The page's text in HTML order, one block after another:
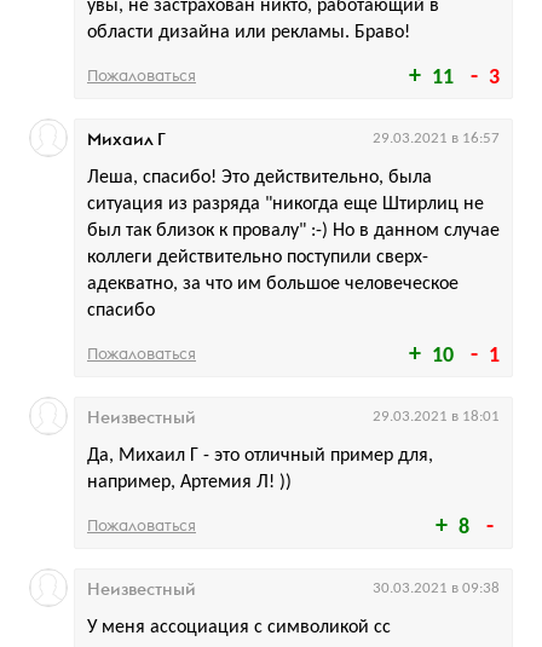
11 3
увы, не застрахован никто, работающий в
области дизайна или рекламы. Браво!
Пожаловаться
10 1
Леша, спасибо! Это действительно, была
ситуация из разряда "никогда еще Штирлиц не
был так близок к провалу" :-) Но в данном случае
коллеги действительно поступили сверх-
адекватно, за что им большое человеческое
спасибо
Михаил Г 29.03.2021 в 16:57
Пожаловаться
8
Да, Михаил Г - это отличный пример для,
например, Артемия Л! ))
Неизвестный 29.03.2021 в 18:01
Пожаловаться
У меня ассоциация с символикой cc
Неизвестный 30.03.2021 в 09:38